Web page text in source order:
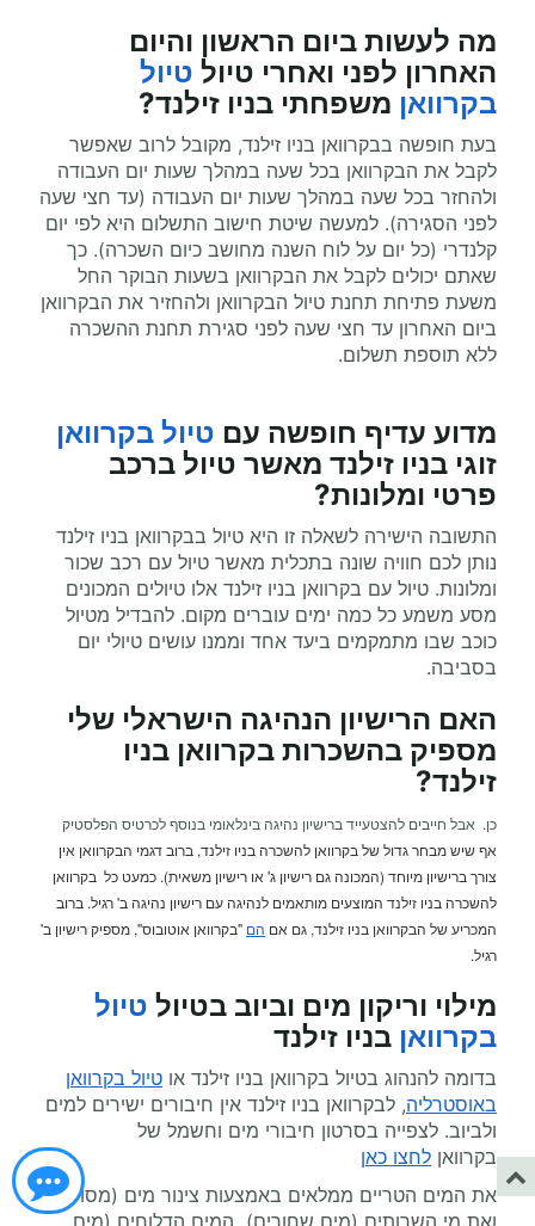
מה לעשות ביום הראשון והיום
האחרון לפני ואחרי טיול טיול
בקרוואן משפחתי בניו זילנד?
בעת חופשה בבקרוואן בניו זילנד, מקובל לרוב שאפשר
לקבל את הבקרוואן בכל שעה במהלך שעות יום העבודה
ולהחזר בכל שעה במהלך שעות יום העבודה (עד חצי שעה
לפני הסגירה). למעשה שיטת חישוב התשלום היא לפי יום
קלנדרי (כל יום על לוח השנה מחושב כיום השכרה). כך
שאתם יכולים לקבל את הבקרוואן בשעות הבוקר החל
משעת פתיחת תחנת טיול הבקרוואן ולהחזיר את הבקרוואן
ביום האחרון עד חצי שעה לפני סגירת תחנת ההשכרה
ללא תוספת תשלום.
מדוע עדיף חופשה עם טיול בקרוואן
זוגי בניו זילנד מאשר טיול ברכב
פרטי ומלונות?
התשובה הישירה לשאלה זו היא טיול בבקרוואן בניו זילנד
נותן לכם חוויה שונה בתכלית מאשר טיול עם רכב שכור
ומלונות. טיול עם בקרוואן בניו זילנד אלו טיולים המכונים
מסע משמע כל כמה ימים עוברים מקום. להבדיל מטיול
כוכב שבו מתמקמים ביעד אחד וממנו עושים טיולי יום
בסביבה.
האם הרישיון הנהיגה הישראלי שלי
מספיק בהשכרות בקרוואן בניו
זילנד?
כן. אבל חייבים להצטעייד ברישיון נהיגה בינלאומי בנוסף לכרטיס הפלסטיק
אף שיש מבחר גדול של בקרוואן להשכרה בניו זילנד, ברוב דגמי הבקרוואן אין
צורך ברישיון מיוחד (המכונה גם רישיון ג' או רישיון משאית). כמעט כל בקרוואן
להשכרה בניו זילנד המוצעים מותאמים לנהיגה עם רישיון נהיגה ב' רגיל. ברוב
המכריע של הבקרוואן בניו זילנד, גם אם הם "בקרוואן אוטובוס", מספיק רישיון ב'
רגיל.
מילוי וריקון מים וביוב בטיול טיול
בקרוואן בניו זילנד
בדומה להנהוג בטיול בקרוואן בניו זילנד או טיול בקרוואן
באוסטרליה, לבקרוואן בניו זילנד אין חיבורים ישירים למים
ולביוב. לצפייה בסרטון חיבורי מים וחשמל של
בקרוואן לחצו כאן
את המים הטריים ממלאים באמצעות צינור מים (מסופק)
ואת מי השרותים (מים שחורים) המים הדלוחים (מים